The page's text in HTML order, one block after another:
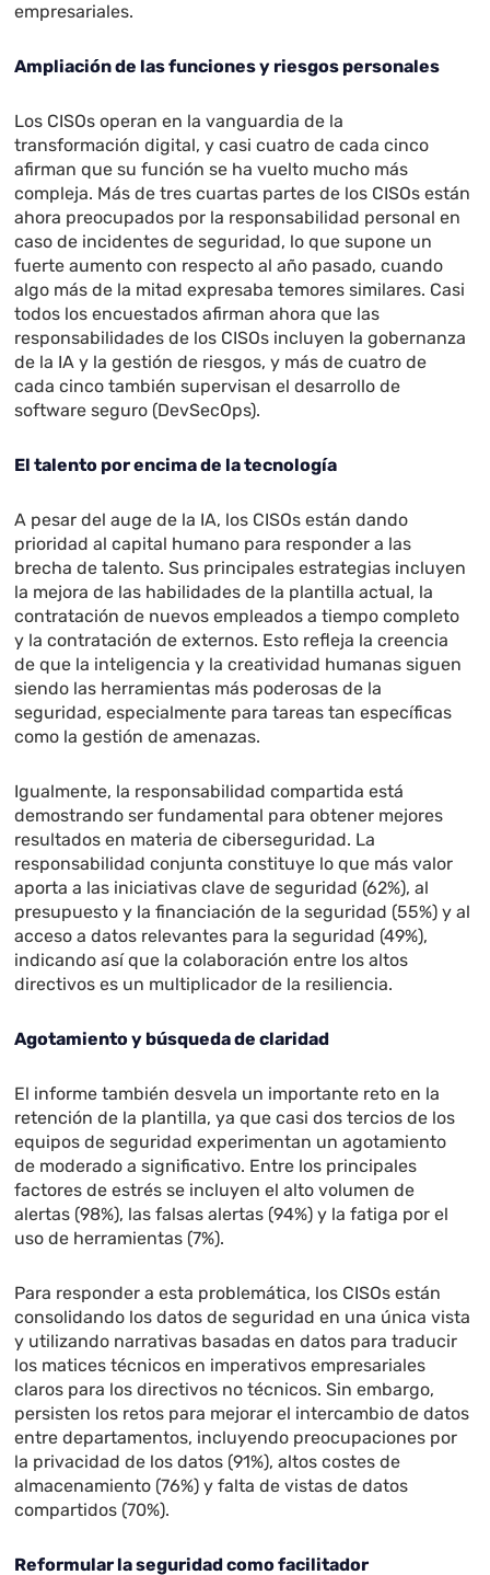
empresariales.
Ampliación de las funciones y riesgos personales
Los CISOs operan en la vanguardia de la
transformación digital, y casi cuatro de cada cinco
afirman que su función se ha vuelto mucho más
compleja. Más de tres cuartas partes de los CISOs están
ahora preocupados por la responsabilidad personal en
caso de incidentes de seguridad, lo que supone un
fuerte aumento con respecto al año pasado, cuando
algo más de la mitad expresaba temores similares. Casi
todos los encuestados afirman ahora que las
responsabilidades de los CISOs incluyen la gobernanza
de la IA y la gestión de riesgos, y más de cuatro de
cada cinco también supervisan el desarrollo de
software seguro (DevSecOps).
El talento por encima de la tecnología
A pesar del auge de la IA, los CISOs están dando
prioridad al capital humano para responder a las
brecha de talento. Sus principales estrategias incluyen
la mejora de las habilidades de la plantilla actual, la
contratación de nuevos empleados a tiempo completo
y la contratación de externos. Esto refleja la creencia
de que la inteligencia y la creatividad humanas siguen
siendo las herramientas más poderosas de la
seguridad, especialmente para tareas tan específicas
como la gestión de amenazas.
Igualmente, la responsabilidad compartida está
demostrando ser fundamental para obtener mejores
resultados en materia de ciberseguridad. La
responsabilidad conjunta constituye lo que más valor
aporta a las iniciativas clave de seguridad (62%), al
presupuesto y la financiación de la seguridad (55%) y al
acceso a datos relevantes para la seguridad (49%),
indicando así que la colaboración entre los altos
directivos es un multiplicador de la resiliencia.
Agotamiento y búsqueda de claridad
El informe también desvela un importante reto en la
retención de la plantilla, ya que casi dos tercios de los
equipos de seguridad experimentan un agotamiento
de moderado a significativo. Entre los principales
factores de estrés se incluyen el alto volumen de
alertas (98%), las falsas alertas (94%) y la fatiga por el
uso de herramientas (7%).
Para responder a esta problemática, los CISOs están
consolidando los datos de seguridad en una única vista
y utilizando narrativas basadas en datos para traducir
los matices técnicos en imperativos empresariales
claros para los directivos no técnicos. Sin embargo,
persisten los retos para mejorar el intercambio de datos
entre departamentos, incluyendo preocupaciones por
la privacidad de los datos (91%), altos costes de
almacenamiento (76%) y falta de vistas de datos
compartidos (70%).
Reformular la seguridad como facilitador